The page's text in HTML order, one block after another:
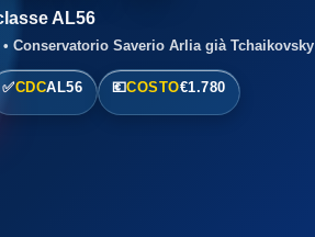
AL56
Conservatorio Saverio Arlia già Tchaikovsky
✅CDCAL56 💶COSTO€1.780